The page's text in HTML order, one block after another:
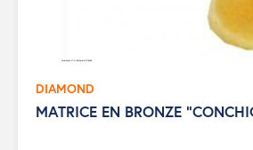
DIAMOND
MATRICE EN BRONZE